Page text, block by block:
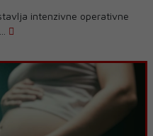
intenzivne operativne